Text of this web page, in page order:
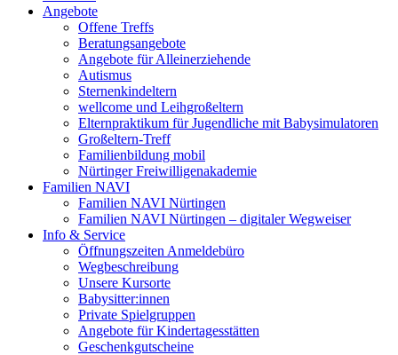
Angebote
Offene Treffs
Beratungsangebote
Angebote für Alleinerziehende
Autismus
Sternenkindeltern
wellcome und Leihgroßeltern
Elternpraktikum für Jugendliche mit Babysimulatoren
Großeltern-Treff
Familienbildung mobil
Nürtinger Freiwilligenakademie
Familien NAVI
Familien NAVI Nürtingen
Familien NAVI Nürtingen – digitaler Wegweiser
Info & Service
Öffnungszeiten Anmeldebüro
Wegbeschreibung
Unsere Kursorte
Babysitter:innen
Private Spielgruppen
Angebote für Kindertagesstätten
Geschenkgutscheine